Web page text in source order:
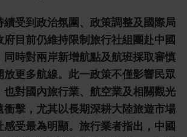
續受到政治氛圍、政策調整及國際局
府目前仍維持限制旅行社組團赴中國
同時對兩岸新增航點及航班採取審慎
放更多航線。此一政策不僅影響民眾
也對國內旅行業、航空業及相關觀光
衝擊，尤其以長期深耕大陸旅遊市場
感受最為明顯。旅行業者指出，中國